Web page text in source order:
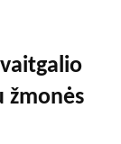
žmonės